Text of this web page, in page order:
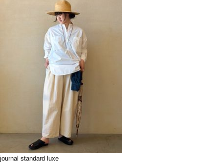
journal standard luxe